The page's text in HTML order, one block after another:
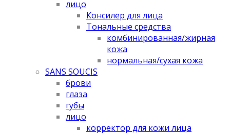
лицо
Консилер для лица
Тональные средства
комбинированная/жирная
кожа
нормальная/cухая кожа
SANS SOUCIS
брови
глаза
губы
лицо
корректор для кожи лица